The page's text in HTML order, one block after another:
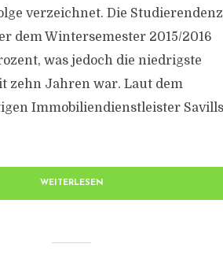
verzeichnet. Die
dem Wintersemester 2015/2016
was jedoch die niedrigste
zehn Jahren war. Laut dem
Immobiliendienstleister Savills
WEITERLESEN